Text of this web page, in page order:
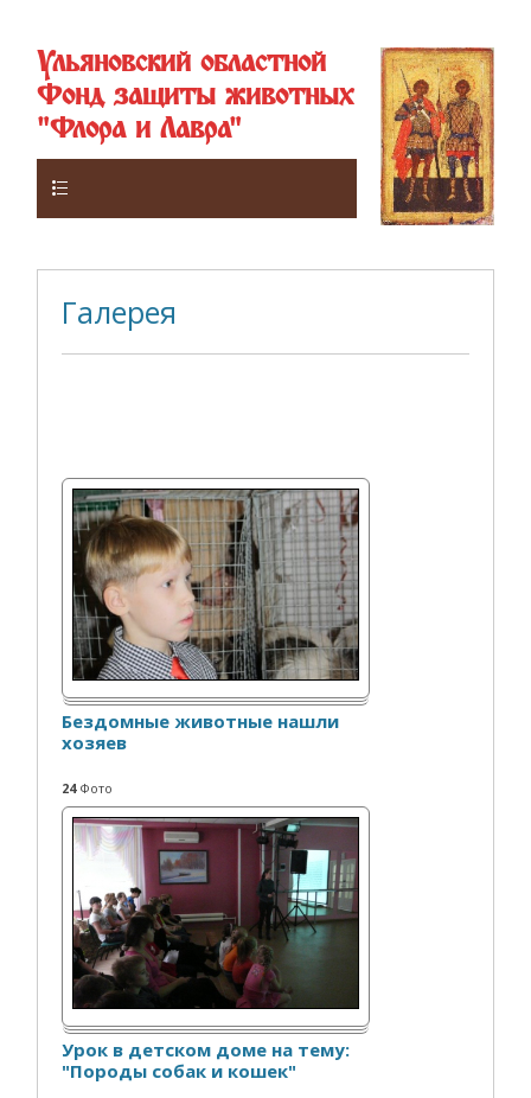
Ульяновский областной
Фонд защиты животных
"Флора и Лавра"
Галерея
Бездомные животные нашли
хозяев
24Фото
Урок в детском доме на тему:
"Породы собак и кошек"